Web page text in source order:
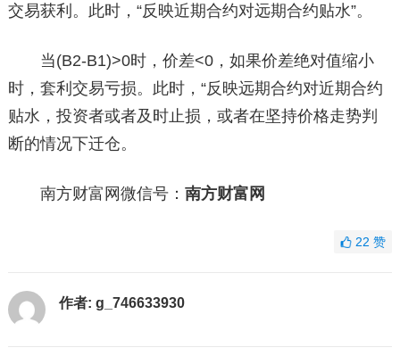
交易获利。此时，“反映近期合约对远期合约贴水”。
当(B2-B1)>0时，价差<0，如果价差绝对值缩小
时，套利交易亏损。此时，“反映远期合约对近期合约
贴水，投资者或者及时止损，或者在坚持价格走势判
断的情况下迁仓。
南方财富网微信号： 南方财富网
22赞
作者: g_746633930